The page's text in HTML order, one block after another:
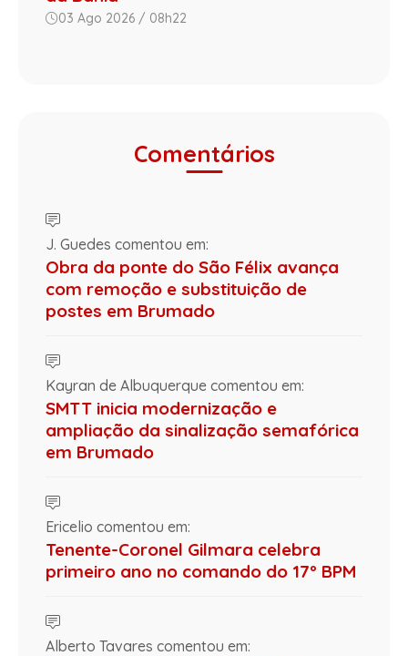
03 Ago 2026 / 08h22
Comentários
J. Guedes comentou em:
Obra da ponte do São Félix avança
com remoção e substituição de
postes em Brumado
Kayran de Albuquerque comentou em:
SMTT inicia modernização e
ampliação da sinalização semafórica
em Brumado
Ericelio comentou em:
Tenente-Coronel Gilmara celebra
primeiro ano no comando do 17º BPM
Alberto Tavares comentou em: